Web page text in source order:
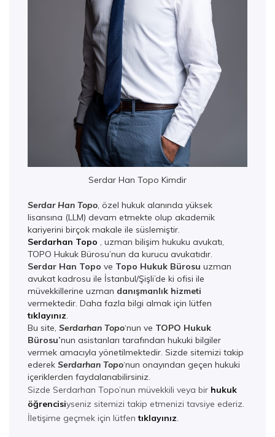
Serdar Han Topo Kimdir
Serdar Han Topo, özel hukuk alanında yüksek
lisansına (LLM) devam etmekte olup akademik
kariyerini birçok makale ile süslemiştir.
Serdarhan Topo , uzman bilişim hukuku avukatı,
TOPO Hukuk Bürosu’nun da kurucu avukatıdır.
Serdar Han Topo ve Topo Hukuk Bürosu uzman
avukat kadrosu ile İstanbul/Şişli’de ki ofisi ile
müvekkillerine uzman danışmanlık hizmeti
vermektedir. Daha fazla bilgi almak için lütfen
tıklayınız.
Bu site, Serdarhan Topo‘nun ve TOPO Hukuk
Bürosu’nun asistanları tarafından hukuki bilgiler
vermek amacıyla yönetilmektedir. Sizde sitemizi takip
ederek Serdarhan Topo‘nun onayından geçen hukuki
içeriklerden faydalanabilirsiniz.
Sizde Serdarhan Topo’nun müvekkili veya bir hukuk
öğrencisiyseniz sitemizi takip etmenizi tavsiye ederiz.
İletişime geçmek için lütfentıklayınız.